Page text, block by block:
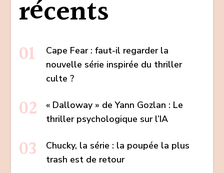
récents
Cape Fear : faut-il regarder la
nouvelle série inspirée du thriller
culte ?
« Dalloway » de Yann Gozlan : Le
thriller psychologique sur l’IA
Chucky, la série : la poupée la plus
trash est de retour